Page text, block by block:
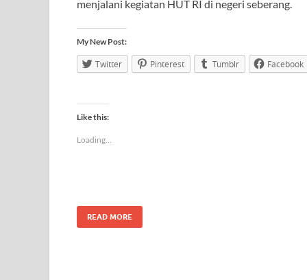
menjalani kegiatan HUT RI di negeri seberang.
My New Post:
Twitter Pinterest Tumblr Facebook
Like this:
Loading...
READ MORE